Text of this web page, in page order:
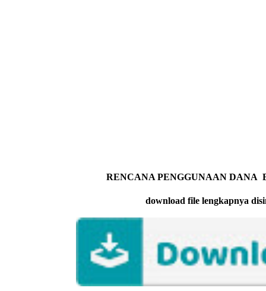
RENCANA PENGGUNAAN DANA
download file lengkapnya